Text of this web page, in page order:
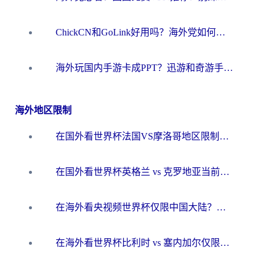
ChickCN和GoLink好用吗？海外党如何选对回国加速器
海外玩国内手游卡成PPT？迅游和奇游手游哪个好？一篇讲透回国加速器怎么选
海外地区限制
在国外看世界杯法国VS摩洛哥地区限制？这篇指南让你流畅看中文解说无压力
在国外看世界杯英格兰 vs 克罗地亚当前地区不可播放？这篇指南帮你搞定所有海外观赛难题
在海外看央视频世界杯仅限中国大陆？这篇指南帮你解锁中文解说+无卡顿直播
在海外看世界杯比利时 vs 塞内加尔仅限中国大陆？我找到了最流畅的中文解说之路